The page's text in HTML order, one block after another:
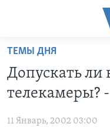
Перейти
основной
контент
ПРОГРАММЫ
НОВОСТИ ЗА МИНУТУ
УЧИМ АНГЛИЙСКИЙ
ЭКСПЕРТИЗА
ТЕМЫ ДНЯ
Допускать ли
телекамеры?
11 Январь, 2002 03:00